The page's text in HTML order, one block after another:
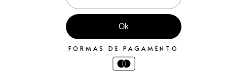
Ok
FORMAS DE PAGAMENTO